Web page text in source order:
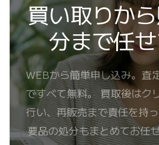
買い取りか
分まで任
WEBから簡単申し込み。査
ですべて無料。 買取後はク
行い、再販売まで責任を持
要品の処分もまとめてお任